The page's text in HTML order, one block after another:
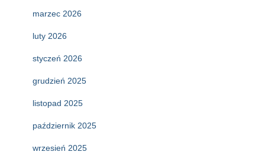
marzec 2026
luty 2026
styczeń 2026
grudzień 2025
listopad 2025
październik 2025
wrzesień 2025